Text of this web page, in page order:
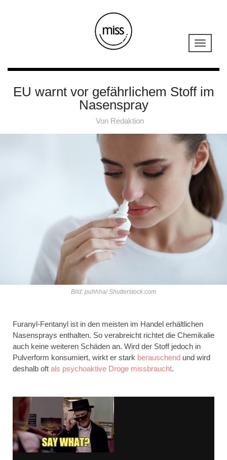
EU warnt vor gefährlichem Stoff im
Nasenspray
Von Redaktion
Bild: puhhha/ Shutterstock.com
Furanyl-Fentanyl ist in den meisten im Handel erhältlichen
Nasensprays enthalten. So verabreicht richtet die Chemikalie
auch keine weiteren Schäden an. Wird der Stoff jedoch in
Pulverform konsumiert, wirkt er stark berauschend und wird
deshalb oft als psychoaktive Droge missbraucht.